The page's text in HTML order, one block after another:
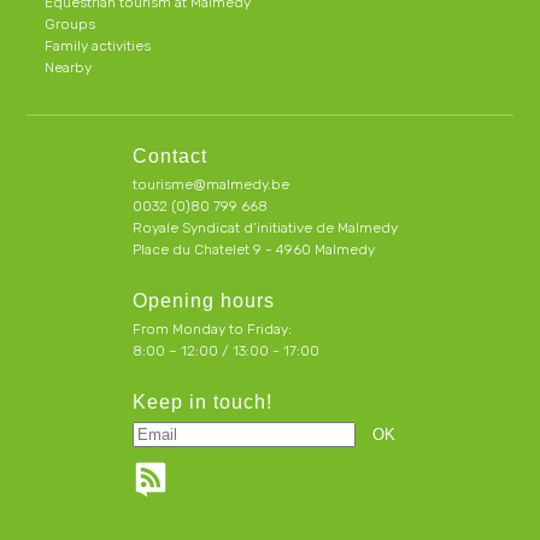
Groups
Family activities
Nearby
Contact
tourisme@malmedy.be
0032 (0)80 799 668
Royale Syndicat d’initiative de Malmedy
Place du Chatelet 9 - 4960 Malmedy
Opening hours
From Monday to Friday:
8:00 – 12:00 / 13:00 - 17:00
Keep in touch!